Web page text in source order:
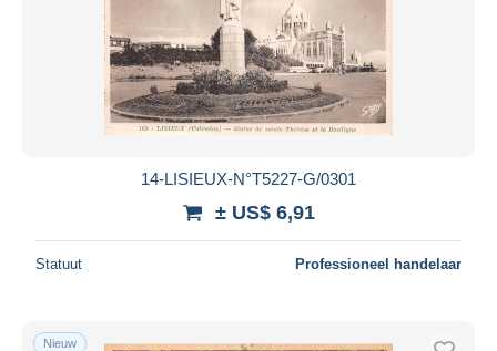
14-LISIEUX-N°T5227-G/0301
± US$ 6,91
Statuut Professioneel handelaar
Nieuw